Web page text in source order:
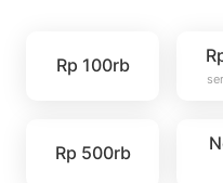
Rp 100rb
Rp 500rb